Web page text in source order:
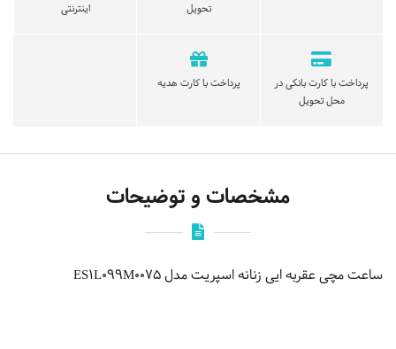
تحویل
اینترنتی
پرداخت با کارت بانکی در
محل تحویل
پرداخت با کارت هدیه
مشخصات و توضیحات
ساعت مچی عقربه ایی زنانه اسپریت مدل ES1L099M0075